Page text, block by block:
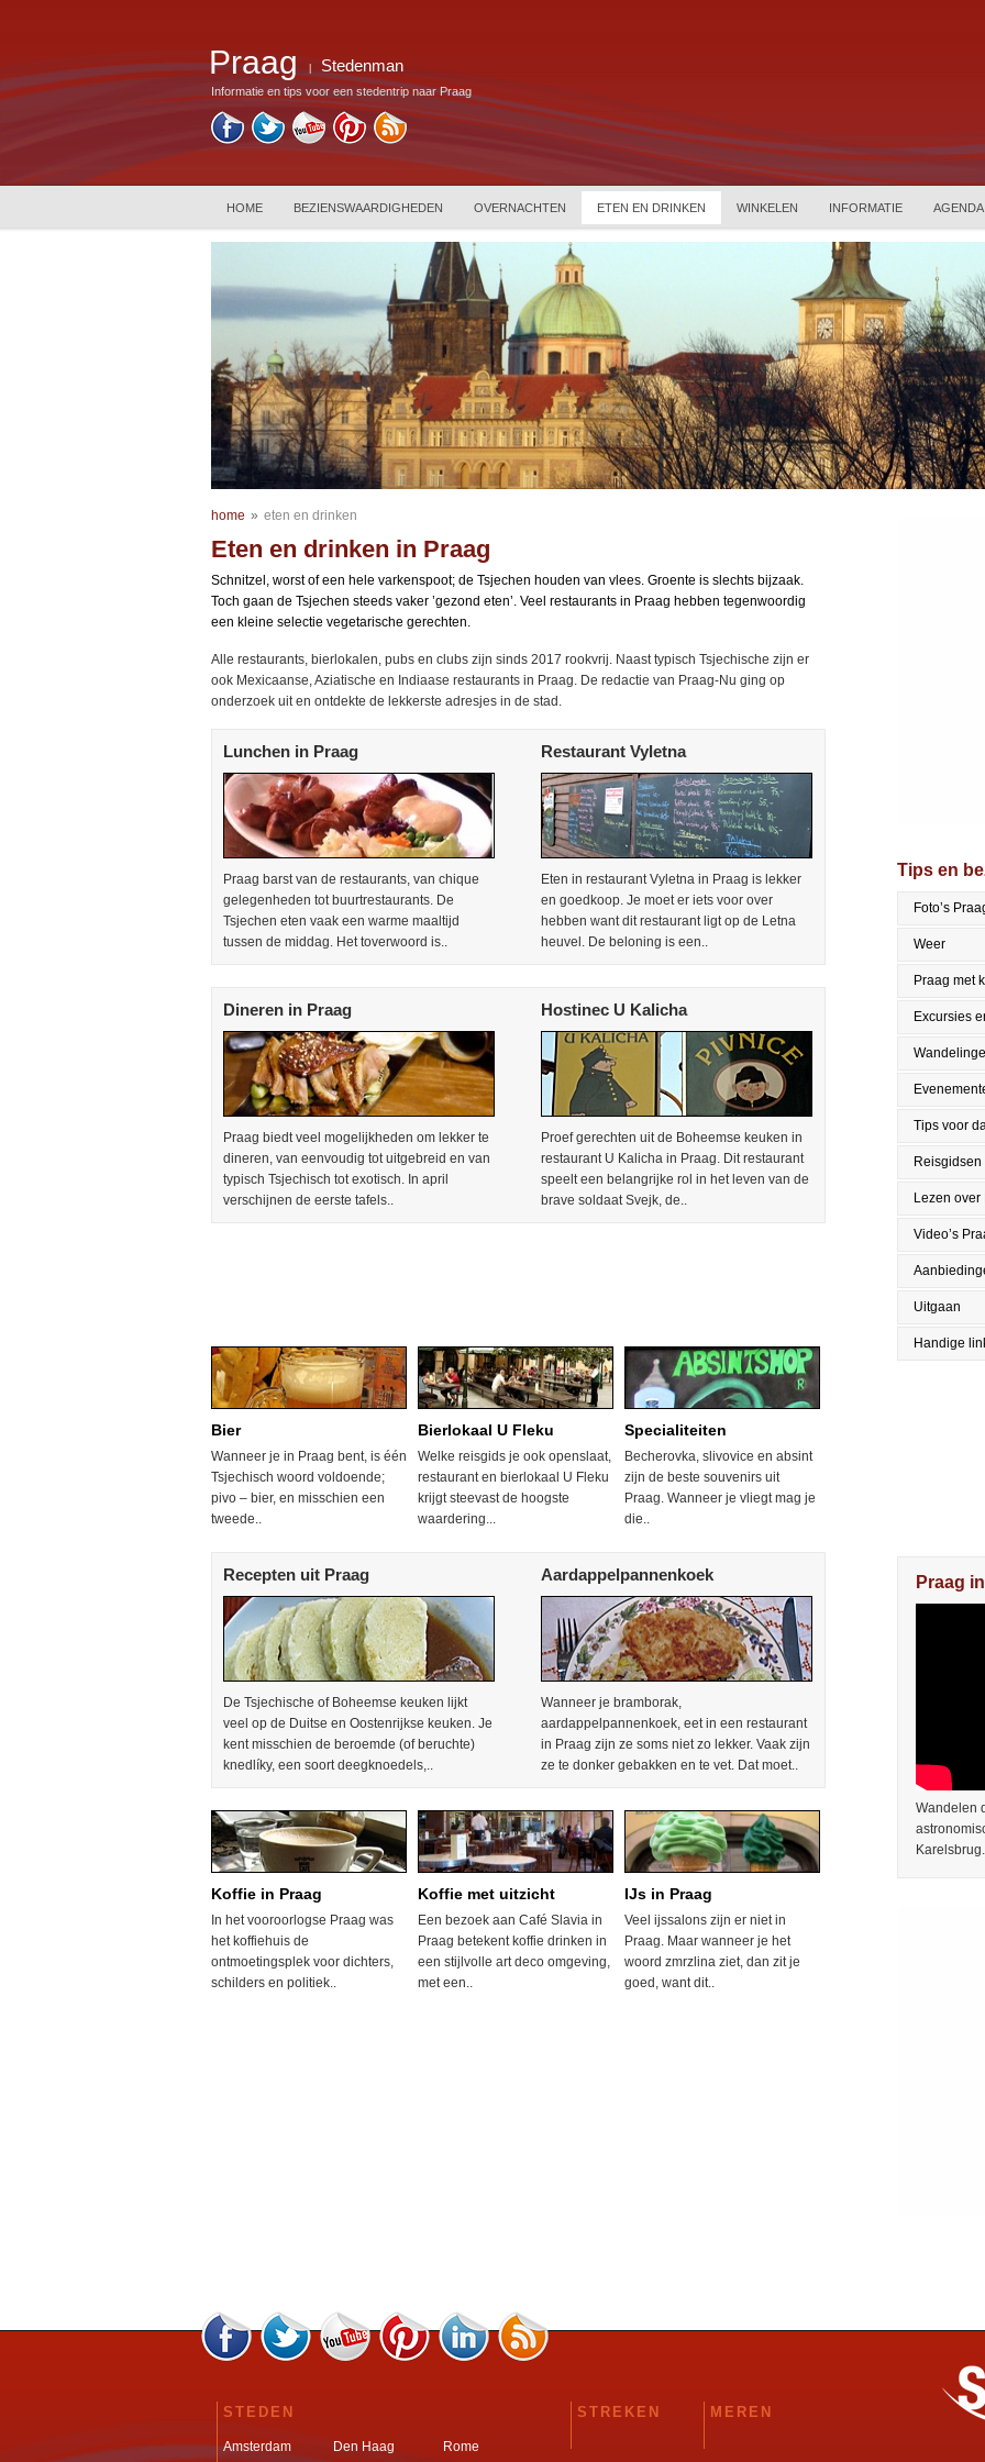
Praag Stedenman
Informatie en tips voor een stedentrip naar Praag
HOME BEZIENSWAARDIGHEDEN OVERNACHTEN ETEN EN DRINKEN WINKELEN INFORMATIE AGENDA
home » eten en drinken
Eten en drinken in Praag
Schnitzel, worst of een hele varkenspoot; de Tsjechen houden van vlees. Groente is slechts bijzaak.
Toch gaan de Tsjechen steeds vaker ’gezond eten’. Veel restaurants in Praag hebben tegenwoordig
een kleine selectie vegetarische gerechten.
Alle restaurants, bierlokalen, pubs en clubs zijn sinds 2017 rookvrij. Naast typisch Tsjechische zijn er
ook Mexicaanse, Aziatische en Indiaase restaurants in Praag. De redactie van Praag-Nu ging op
onderzoek uit en ontdekte de lekkerste adresjes in de stad.
Lunchen in Praag
Praag barst van de restaurants, van chique
gelegenheden tot buurtrestaurants. De
Tsjechen eten vaak een warme maaltijd
tussen de middag. Het toverwoord is..
Restaurant Vyletna
Eten in restaurant Vyletna in Praag is lekker
en goedkoop. Je moet er iets voor over
hebben want dit restaurant ligt op de Letna
heuvel. De beloning is een..
Dineren in Praag
Praag biedt veel mogelijkheden om lekker te
dineren, van eenvoudig tot uitgebreid en van
typisch Tsjechisch tot exotisch. In april
verschijnen de eerste tafels..
Hostinec U Kalicha
Proef gerechten uit de Boheemse keuken in
restaurant U Kalicha in Praag. Dit restaurant
speelt een belangrijke rol in het leven van de
brave soldaat Svejk, de..
Bier
Wanneer je in Praag bent, is één
Tsjechisch woord voldoende;
pivo – bier, en misschien een
tweede..
Bierlokaal U Fleku
Welke reisgids je ook openslaat,
restaurant en bierlokaal U Fleku
krijgt steevast de hoogste
waardering...
Specialiteiten
Becherovka, slivovice en absint
zijn de beste souvenirs uit
Praag. Wanneer je vliegt mag je
die..
Recepten uit Praag
De Tsjechische of Boheemse keuken lijkt
veel op de Duitse en Oostenrijkse keuken. Je
kent misschien de beroemde (of beruchte)
knedlíky, een soort deegknoedels,..
Aardappelpannenkoek
Wanneer je bramborak,
aardappelpannenkoek, eet in een restaurant
in Praag zijn ze soms niet zo lekker. Vaak zijn
ze te donker gebakken en te vet. Dat moet..
Koffie in Praag
In het vooroorlogse Praag was
het koffiehuis de
ontmoetingsplek voor dichters,
schilders en politiek..
Koffie met uitzicht
Een bezoek aan Café Slavia in
Praag betekent koffie drinken in
een stijlvolle art deco omgeving,
met een..
IJs in Praag
Veel ijssalons zijn er niet in
Praag. Maar wanneer je het
woord zmrzlina ziet, dan zit je
goed, want dit..
Tips en
Foto’s
Weer
Praag met
Excursies
Tips voor
Reisgidsen
Lezen over
Video’s
Uitgaan
Handige
Praag
Wandelen
Karelsbrug.
STEDEN
Amsterdam
Den Haag
Rome
STREKEN
MEREN